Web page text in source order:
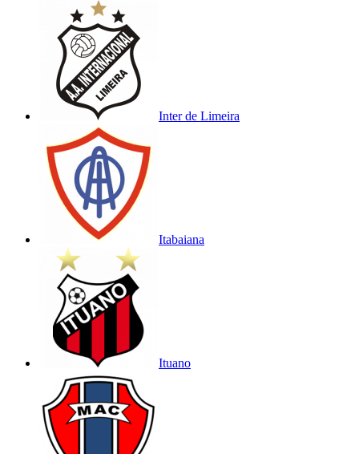
Inter de Limeira
Itabaiana
Ituano